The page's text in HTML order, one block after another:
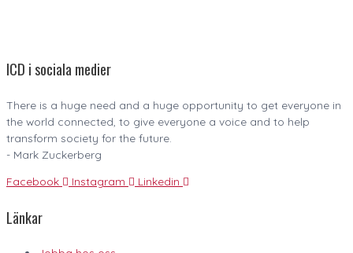
ICD i sociala medier
There is a huge need and a huge opportunity to get everyone in
the world connected, to give everyone a voice and to help
transform society for the future.
- Mark Zuckerberg
Facebook Instagram Linkedin
Länkar